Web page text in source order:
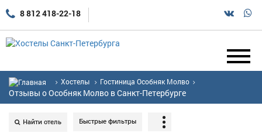
8 812 418-22-18
Хостелы Гостиница Особняк Молво
Отзывы о Особняк Молво в Санкт-Петербурге
Найти отель Быстрые фильтры